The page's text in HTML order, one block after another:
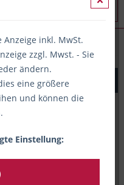
Anzeige inkl. MwSt.
zzgl. Mwst. - Sie
ändern.
eine größere
und können die
Einstellung: